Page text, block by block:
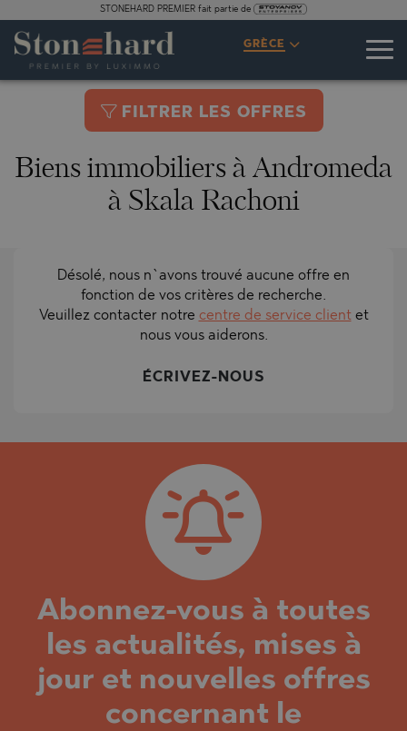
STONEHARD PREMIER fait partie de
GRÈCE
FILTRER LES OFFRES
Biens immobiliers à Andromeda
à Skala Rachoni
Désolé, nous n`avons trouvé aucune offre en
fonction de vos critères de recherche.
Veuillez contacter notre centre de service clientet
nous vous aiderons.
ÉCRIVEZ-NOUS
Abonnez-vous à toutes
les actualités, mises à
jour et nouvelles offres
concernant le